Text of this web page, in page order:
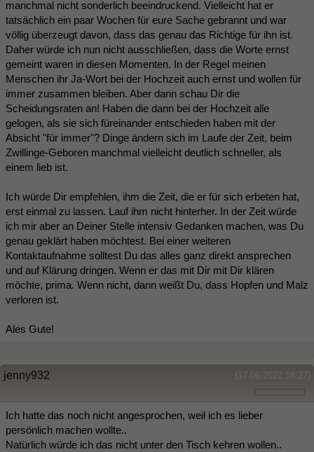
manchmal nicht sonderlich beeindruckend. Vielleicht hat er
tatsächlich ein paar Wochen für eure Sache gebrannt und war
völlig überzeugt davon, dass das genau das Richtige für ihn ist.
Daher würde ich nun nicht ausschließen, dass die Worte ernst
gemeint waren in diesen Momenten. In der Regel meinen
Menschen ihr Ja-Wort bei der Hochzeit auch ernst und wollen für
immer zusammen bleiben. Aber dann schau Dir die
Scheidungsraten an! Haben die dann bei der Hochzeit alle
gelogen, als sie sich füreinander entschieden haben mit der
Absicht "für immer"? Dinge ändern sich im Laufe der Zeit, beim
Zwillinge-Geboren manchmal vielleicht deutlich schneller, als
einem lieb ist.
Ich würde Dir empfehlen, ihm die Zeit, die er für sich erbeten hat,
erst einmal zu lassen. Lauf ihm nicht hinterher. In der Zeit würde
ich mir aber an Deiner Stelle intensiv Gedanken machen, was Du
genau geklärt haben möchtest. Bei einer weiteren
Kontaktaufnahme solltest Du das alles ganz direkt ansprechen
und auf Klärung dringen. Wenn er das mit Dir mit Dir klären
möchte, prima. Wenn nicht, dann weißt Du, dass Hopfen und Malz
verloren ist.
Ales Gute!
(17.06.2022 18:27)
jenny932
Ich hatte das noch nicht angesprochen, weil ich es lieber
persönlich machen wollte..
Natürlich würde ich das nicht unter den Tisch kehren wollen..